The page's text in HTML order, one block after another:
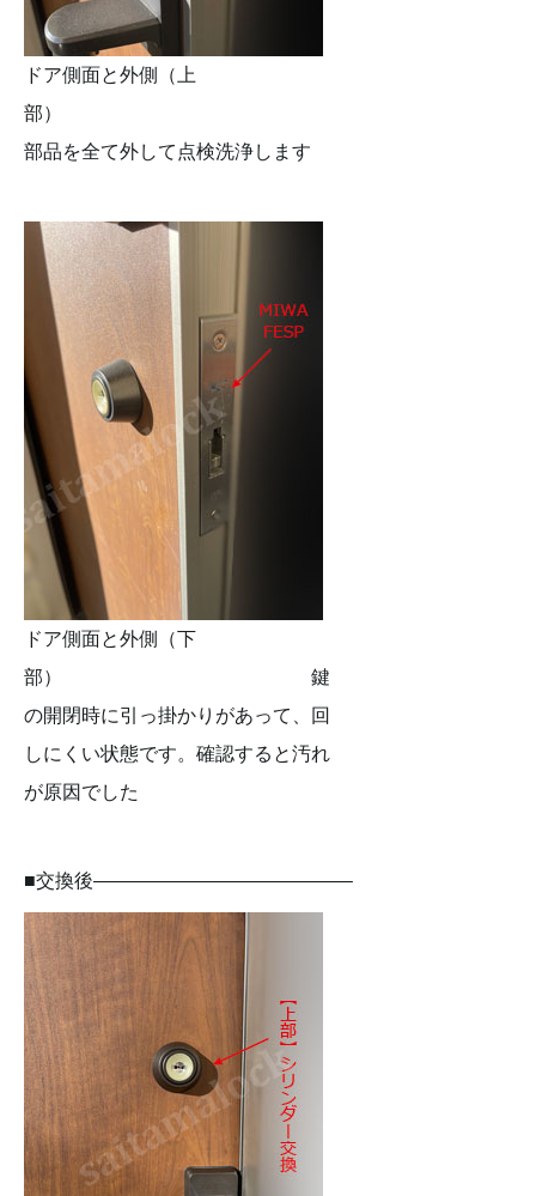
ドア側面と外側（上
部）
部品を全て外して点検洗浄します
ドア側面と外側（下
部） 鍵
の開閉時に引っ掛かりがあって、回
しにくい状態です。確認すると汚れ
が原因でした
■交換後—————————————–